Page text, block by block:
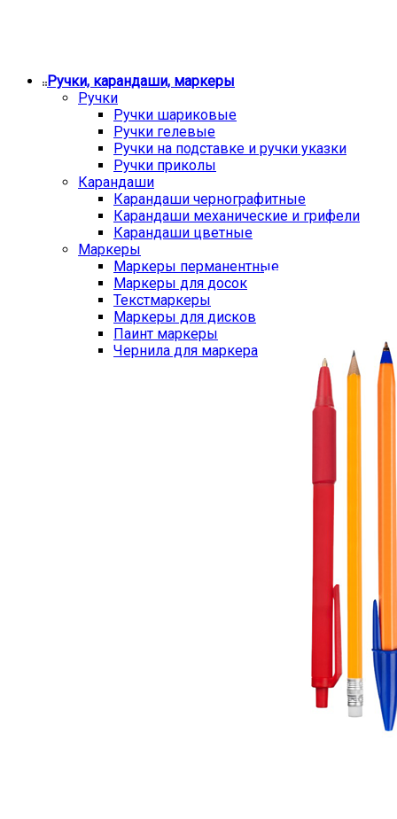
Ручки, карандаши, маркеры
Ручки
Ручки шариковые
Ручки гелевые
Ручки на подставке и ручки указки
Ручки приколы
Карандаши
Карандаши чернографитные
Карандаши механические и грифели
Карандаши цветные
Маркеры
Маркеры перманентные
Маркеры для досок
Текстмаркеры
Маркеры для дисков
Паинт маркеры
Чернила для маркера